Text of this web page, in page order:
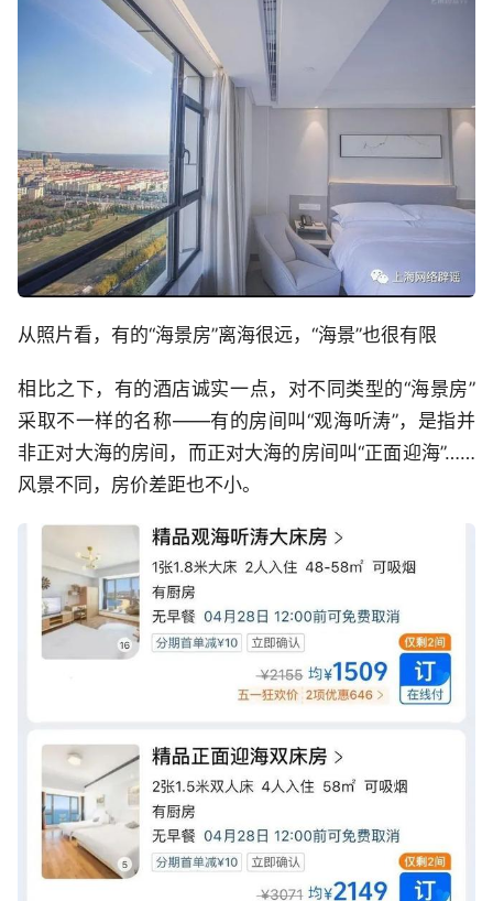
从照片看，有的“海景房”离海很远，“海景”也很有限
相比之下，有的酒店诚实一点，对不同类型的“海景房”
采取不一样的名称——有的房间叫“观海听涛”，是指并
非正对大海的房间，而正对大海的房间叫“正面迎海”……
风景不同，房价差距也不小。